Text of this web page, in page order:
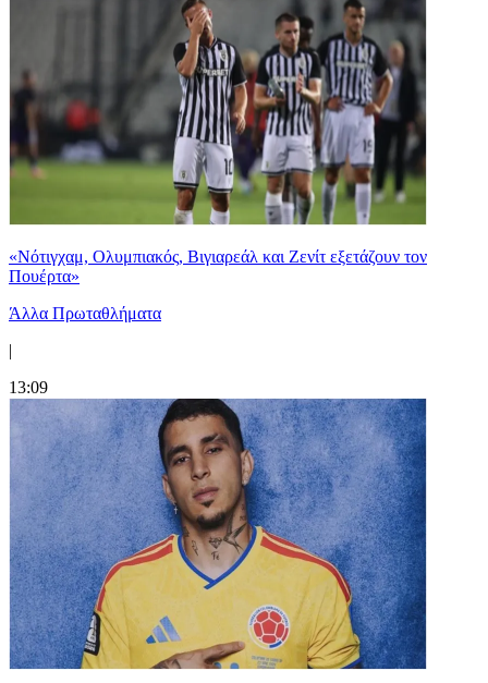
«Νότιγχαμ, Ολυμπιακός, Βιγιαρεάλ και Ζενίτ εξετάζουν τον
Πουέρτα»
Άλλα Πρωταθλήματα
|
13:09